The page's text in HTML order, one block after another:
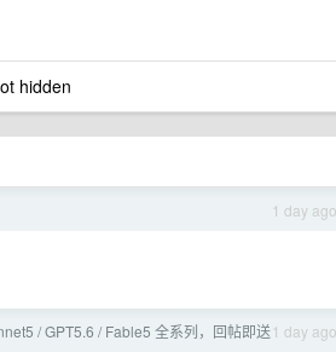
hidden
1 day ago
1 day ago
/ GPT5.6 / Fable5 全系列，回帖即送